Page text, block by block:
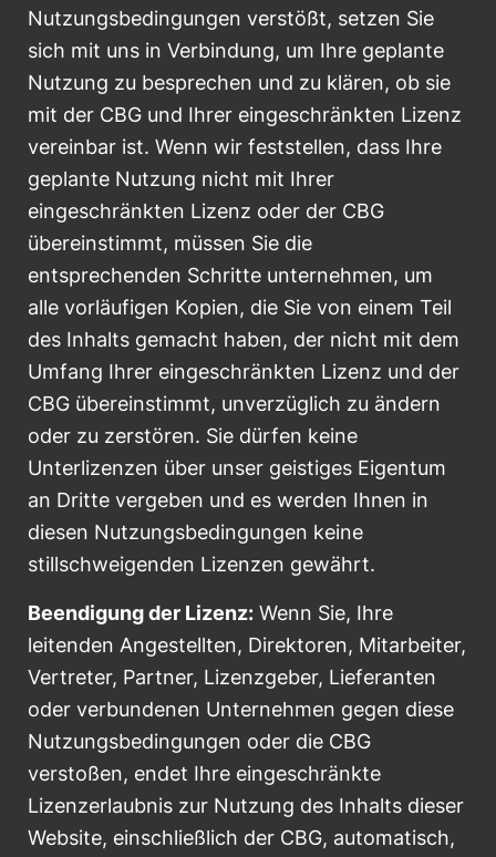
Nutzungsbedingungen verstößt, setzen Sie
sich mit uns in Verbindung, um Ihre geplante
Nutzung zu besprechen und zu klären, ob sie
mit der CBG und Ihrer eingeschränkten Lizenz
vereinbar ist. Wenn wir feststellen, dass Ihre
geplante Nutzung nicht mit Ihrer
eingeschränkten Lizenz oder der CBG
übereinstimmt, müssen Sie die
entsprechenden Schritte unternehmen, um
alle vorläufigen Kopien, die Sie von einem Teil
des Inhalts gemacht haben, der nicht mit dem
Umfang Ihrer eingeschränkten Lizenz und der
CBG übereinstimmt, unverzüglich zu ändern
oder zu zerstören. Sie dürfen keine
Unterlizenzen über unser geistiges Eigentum
an Dritte vergeben und es werden Ihnen in
diesen Nutzungsbedingungen keine
stillschweigenden Lizenzen gewährt.
Beendigung der Lizenz: Wenn Sie, Ihre
leitenden Angestellten, Direktoren, Mitarbeiter,
Vertreter, Partner, Lizenzgeber, Lieferanten
oder verbundenen Unternehmen gegen diese
Nutzungsbedingungen oder die CBG
verstoßen, endet Ihre eingeschränkte
Lizenzerlaubnis zur Nutzung des Inhalts dieser
Website, einschließlich der CBG, automatisch,